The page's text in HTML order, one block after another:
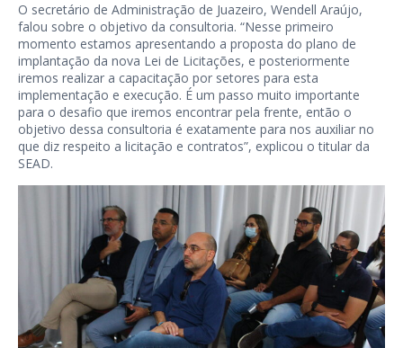
O secretário de Administração de Juazeiro, Wendell Araújo,
falou sobre o objetivo da consultoria. “Nesse primeiro
momento estamos apresentando a proposta do plano de
implantação da nova Lei de Licitações, e posteriormente
iremos realizar a capacitação por setores para esta
implementação e execução. É um passo muito importante
para o desafio que iremos encontrar pela frente, então o
objetivo dessa consultoria é exatamente para nos auxiliar no
que diz respeito a licitação e contratos”, explicou o titular da
SEAD.